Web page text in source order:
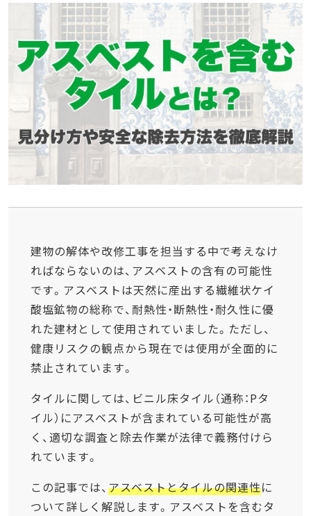
建物の解体や改修工事を担当する中で考えなけ
ればならないのは、アスベストの含有の可能性
です。アスベストは天然に産出する繊維状ケイ
酸塩鉱物の総称で、耐熱性・断熱性・耐久性に優
れた建材として使用されていました。ただし、
健康リスクの観点から現在では使用が全面的に
禁止されています。
タイルに関しては、ビニル床タイル（通称：Pタ
イル）にアスベストが含まれている可能性が高
く、適切な調査と除去作業が法律で義務付けら
れています。
この記事では、アスベストとタイルの関連性に
ついて詳しく解説します。アスベストを含むタ